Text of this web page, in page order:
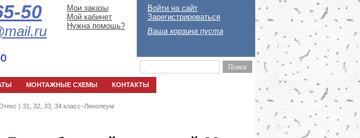
50
МОНТАЖНЫЕ СХЕМЫ КОНТАКТЫ
Мои заказы
Мой кабинет
Нужна помощь?
Войти на сайт
Зарегистрироваться
Ваша корзина пуста
) 31, 32, 33, 34 класс–Линолеум